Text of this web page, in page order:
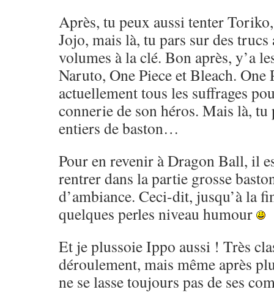
Après, tu peux aussi tenter
Jojo, mais là, tu pars sur des trucs
volumes à la clé. Bon après, y’a
Naruto, One Piece et Bleach. One
actuellement tous les suffrages
connerie de son héros. Mais là,
entiers de baston…
Pour en revenir à Dragon Ball, il
rentrer dans la partie grosse
d’ambiance. Ceci-dit, jusqu’à la
quelques perles niveau humour
Et je plussoie Ippo aussi ! Très
déroulement, mais même après
ne se lasse toujours pas de ses